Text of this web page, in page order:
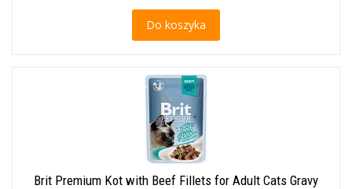
Do koszyka
Brit Premium Kot with Beef Fillets for Adult Cats Gravy